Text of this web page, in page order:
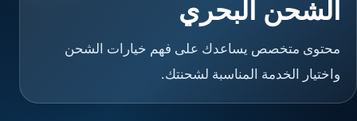
الشحن البحري
محتوى متخصص يساعدك على فهم خيارات الشحن
واختيار الخدمة المناسبة لشحنتك.